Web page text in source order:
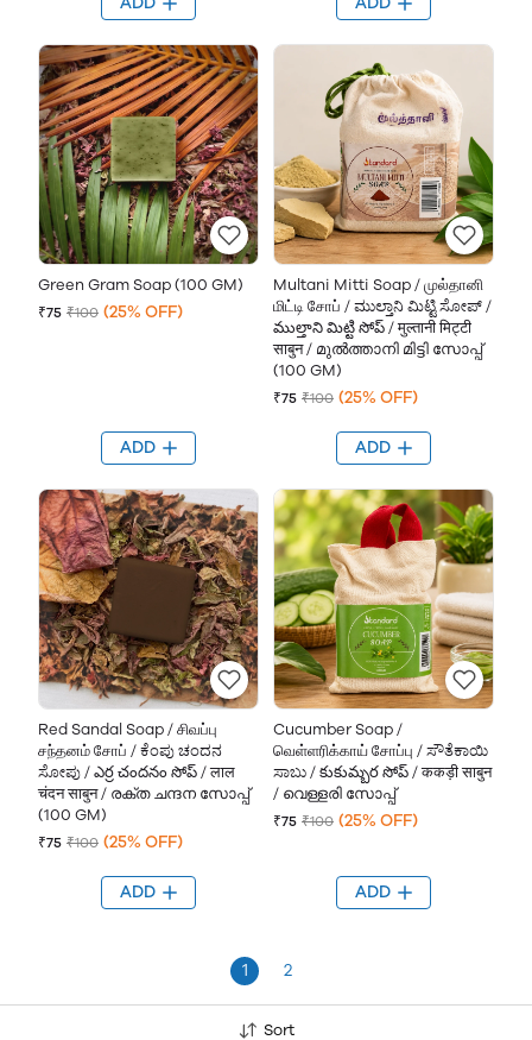
Green Gram Soap (100 GM)
₹75 ₹100 (25% OFF)
ADD
Multani Mitti Soap / முல்தானி
மிட்டி சோப் / ಮುಲ್ತಾನಿ ಮಿಟ್ಟಿ ಸೋಪ್ /
ముల్తాని మిట్టి సోప్ / मुल्तानी मिट्टी
साबुन / മുൽത്താനി മിട്ടി സോപ്പ്
(100 GM)
₹75 ₹100 (25% OFF)
ADD
Red Sandal Soap / சிவப்பு
சந்தனம் சோப் / ಕೆಂಪು ಚಂದನ
ಸೋಪು / ఎర్ర చందనం సోప్ / लाल
चंदन साबुन / രക്ത ചന്ദന സോപ്പ്
(100 GM)
₹75 ₹100 (25% OFF)
ADD
Cucumber Soap /
வெள்ளரிக்காய் சோப்பு / ಸೌತೆಕಾಯಿ
ಸಾಬು / కుకుమ్బర సోప్ / ककड़ी साबुन
/ വെള്ളരി സോപ്പ്
₹75 ₹100 (25% OFF)
ADD
1 2
Sort